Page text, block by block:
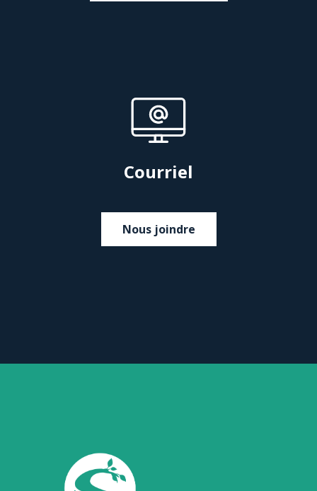
Courriel
Nous joindre